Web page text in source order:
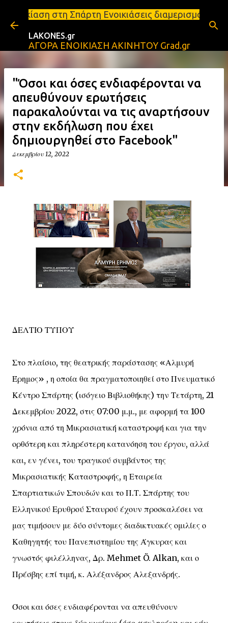
Μετάβαση στο κύριο περιεχόμενο
Σπάρτη Ενοικιάσεις διαμερισμάτων Σπάρτη
LAKONES.gr
ΑΓΟΡΑ ΕΝΟΙΚΙΑΣΗ ΑΚΙΝΗΤΟΥ Grad.gr
"Όσοι και όσες ενδιαφέρονται να
απευθύνουν ερωτήσεις
παρακαλούνται να τις αναρτήσουν
στην εκδήλωση που έχει
δημιουργηθεί στο Facebook"
Δεκεμβρίου 12, 2022
ΔΕΛΤΙΟ ΤΥΠΟΥ
Στο πλαίσιο, της θεατρικής παράστασης «Αλμυρή
Έρημος» , η οποία θα πραγματοποιηθεί στο Πνευματικό
Κέντρο Σπάρτης (ισόγειο Βιβλιοθήκης) την Τετάρτη, 21
Δεκεμβρίου 2022, στις 07:00 μ.μ., με αφορμή τα 100
χρόνια από τη Μικρασιατική καταστροφή και για την
ορθότερη και πληρέστερη κατανόηση του έργου, αλλά
και, εν γένει, του τραγικού συμβάντος της
Μικρασιατικής Καταστροφής, η Εταιρεία
Σπαρτιατικών Σπουδών και το Π.Τ. Σπάρτης του
Ελληνικού Ερυθρού Σταυρού έχουν προσκαλέσει να
μας τιμήσουν με δύο σύντομες διαδικτυακές ομιλίες ο
Καθηγητής του Πανεπιστημίου της Άγκυρας και
γνωστός φιλέλληνας, Δρ. Mehmet Ö. Alkan, και ο
Πρέσβης επί τιμή, κ. Αλέξανδρος Αλεξανδρής.
Όσοι και όσες ενδιαφέρονται να απευθύνουν